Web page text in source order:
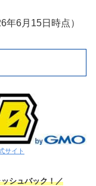
年6月15日時点）
サイト
シュバック！／